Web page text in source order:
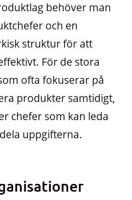
behöver man
och en
struktur för att
För de stora
ofta fokuserar på
produkter samtidigt,
chefer som kan leda
uppgifterna.